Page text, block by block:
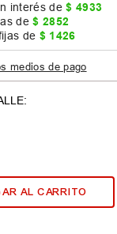
interés de$ 4933
de$ 2852
de $ 1426
medios de pago
AL CARRITO